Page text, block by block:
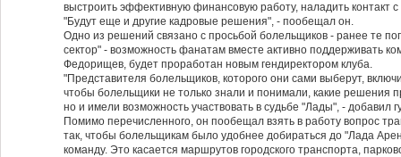
выстроить эффективную финансовую работу, наладить контакт
"Будут еще и другие кадровые решения", - пообещал он.
Одно из решений связано с просьбой болельщиков - ранее те
сектор" - возможность фанатам вместе активно поддерживать
Федорищев, будет проработан новым гендиректором клуба.
"Представителя болельщиков, которого они сами выберут,
чтобы болельщики не только знали и понимали, какие решения
но и имели возможность участвовать в судьбе "Лады", - добавил
Помимо перечисленного, он пообещал взять в работу вопрос
так, чтобы болельщикам было удобнее добираться до "Лада
команду. Это касается маршрутов городского транспорта,